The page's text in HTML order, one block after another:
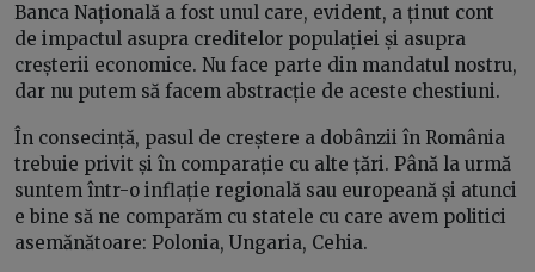
Banca Națională a fost unul care, evident, a ținut cont
de impactul asupra creditelor populației și asupra
creșterii economice. Nu face parte din mandatul nostru,
dar nu putem să facem abstracție de aceste chestiuni.
În consecință, pasul de creștere a dobânzii în România
trebuie privit și în comparație cu alte țări. Până la urmă
suntem într-o inflație regională sau europeană și atunci
e bine să ne comparăm cu statele cu care avem politici
asemănătoare: Polonia, Ungaria, Cehia.